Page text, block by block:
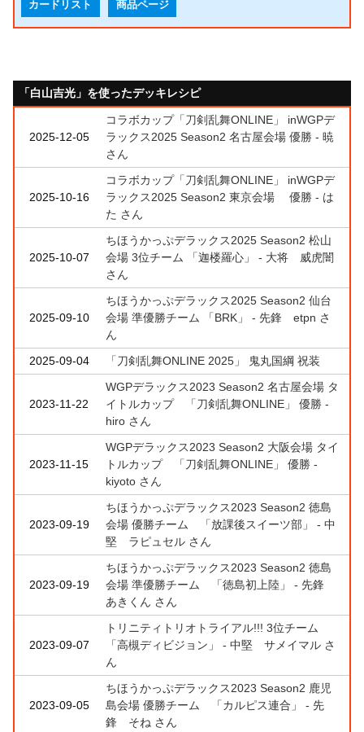
カードリスト 商品ページ
「白山吉光」を使ったデッキレシピ
2025-12-05
コラボカップ「刀剣乱舞ONLINE」 inWGPデ
ラックス2025 Season2 名古屋会場 優勝 - 暁
さん
2025-10-16
コラボカップ「刀剣乱舞ONLINE」 inWGPデ
ラックス2025 Season2 東京会場 優勝 - は
た さん
2025-10-07
ちほうかっぷデラックス2025 Season2 松山
会場 3位チーム 「迦楼羅心」 - 大将 威虎闇
さん
2025-09-10
ちほうかっぷデラックス2025 Season2 仙台
会場 準優勝チーム 「BRK」 - 先鋒 etpn さ
ん
2025-09-04
「刀剣乱舞ONLINE 2025」 鬼丸国綱 祝装
2023-11-22
WGPデラックス2023 Season2 名古屋会場 タ
イトルカップ 「刀剣乱舞ONLINE」 優勝 -
hiro さん
2023-11-15
WGPデラックス2023 Season2 大阪会場 タイ
トルカップ 「刀剣乱舞ONLINE」 優勝 -
kiyoto さん
2023-09-19
ちほうかっぷデラックス2023 Season2 徳島
会場 優勝チーム 「放課後スイーツ部」 - 中
堅 ラピュセル さん
2023-09-19
ちほうかっぷデラックス2023 Season2 徳島
会場 準優勝チーム 「徳島初上陸」 - 先鋒
あきくん さん
2023-09-07
トリニティトリオトライアル!!! 3位チーム
「高槻ディビジョン」 - 中堅 サメイマル さ
ん
2023-09-05
ちほうかっぷデラックス2023 Season2 鹿児
島会場 優勝チーム 「カルピス連合」 - 先
鋒 そね さん